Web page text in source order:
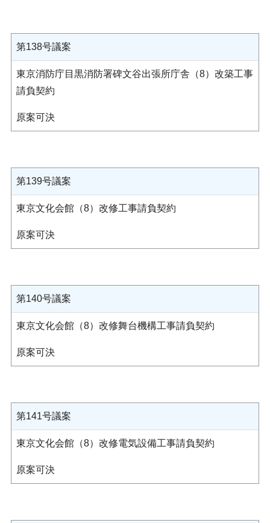
第138号議案
東京消防庁目黒消防署碑文谷出張所庁舎（8）改築工事
請負契約
原案可決
第139号議案
東京文化会館（8）改修工事請負契約
原案可決
第140号議案
東京文化会館（8）改修舞台機構工事請負契約
原案可決
第141号議案
東京文化会館（8）改修電気設備工事請負契約
原案可決